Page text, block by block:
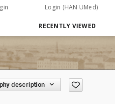
Login (HAN UMed)
RECENTLY VIEWED
description